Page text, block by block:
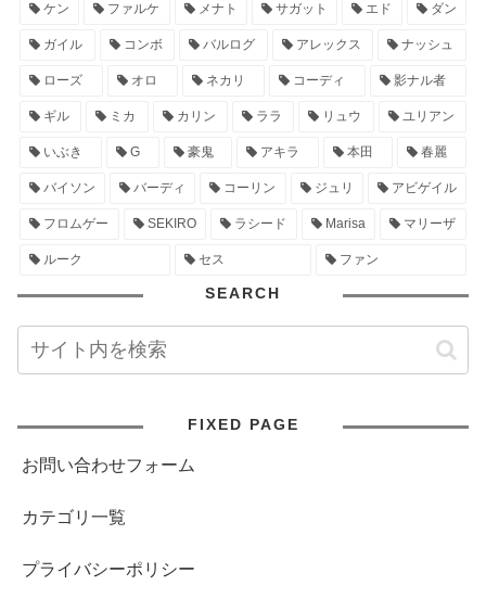
ケン ファルケ メナト サガット エド ダン
ガイル コンボ バルログ アレックス ナッシュ
ローズ オロ ネカリ コーディ 影ナル者
ギル ミカ カリン ララ リュウ ユリアン
いぶき G 豪鬼 アキラ 本田 春麗
バイソン バーディ コーリン ジュリ アビゲイル
フロムゲー SEKIRO ラシード Marisa マリーザ
ルーク セス ファン
SEARCH
FIXED PAGE
お問い合わせフォーム
カテゴリ一覧
プライバシーポリシー